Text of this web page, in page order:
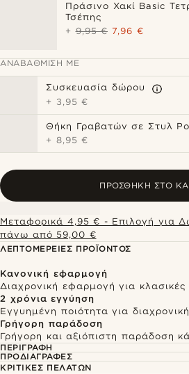
Πράσινο Χακί Basic
Τσέπης
+9,95 € 7,96 €
ΑΝΑΒΆΘΜΙΣΗ ΜΕ
Συσκευασία δώρου
+ 3,95 €
Θήκη Γραβατών σε Στυλ
+ 8,95 €
ΠΡΟΣΘΉΚΗ ΣΤΟ
Μεταφορικά 4,95 € - Επιλογή για
πάνω από 59,00 €
ΛΕΠΤΟΜΈΡΕΙΕΣ ΠΡΟΪΌΝΤΟΣ
Κανονική εφαρμογή
Διαχρονική εφαρμογή για κλασικές
2 χρόνια εγγύηση
Εγγυημένη ποιότητα για
Γρήγορη παράδοση
Γρήγορη και αξιόπιστη παράδοση
ΠΕΡΙΓΡΑΦΉ
ΠΡΟΔΙΑΓΡΑΦΈΣ
ΚΡΙΤΙΚΈΣ ΠΕΛΑΤΏΝ